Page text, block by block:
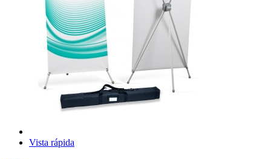
Vista rápida